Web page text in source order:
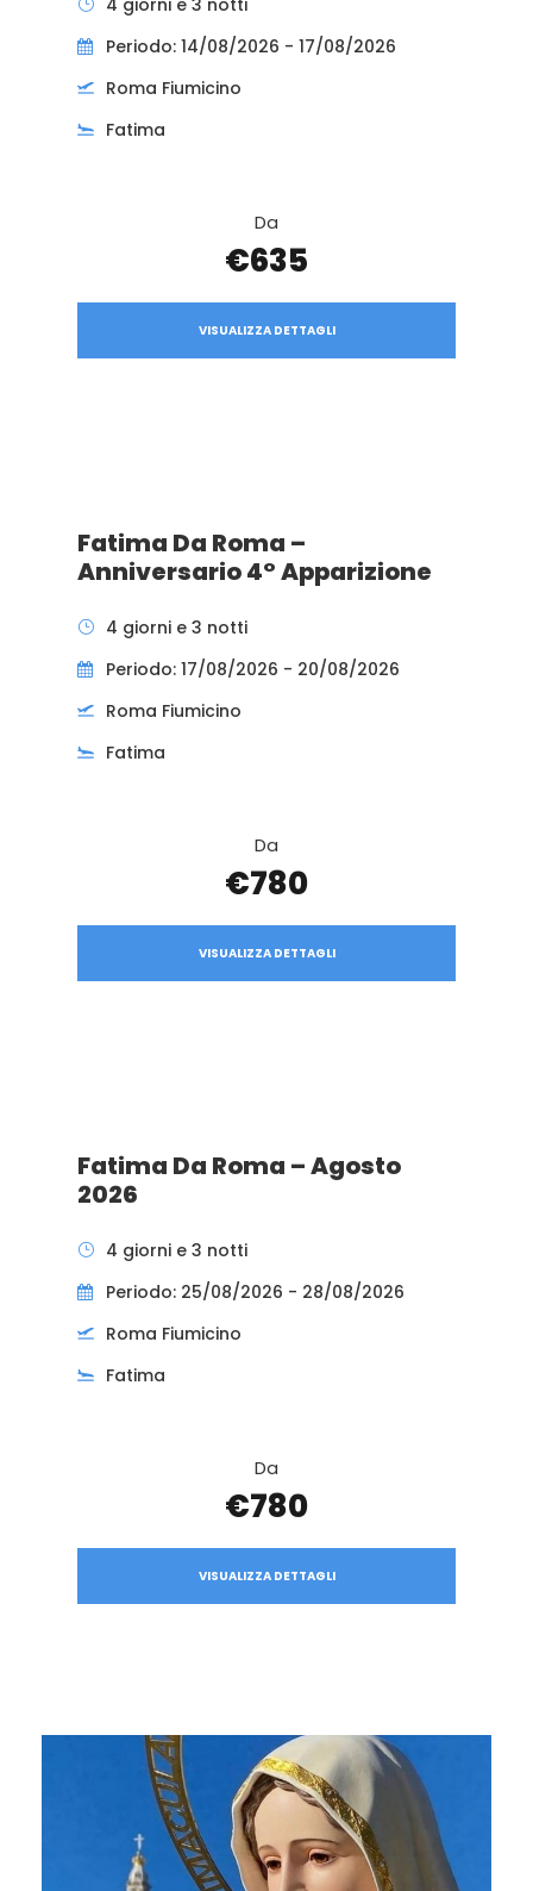
Periodo: 14/08/2026 - 17/08/2026
Roma Fiumicino
Fatima
Da
€635
VISUALIZZA DETTAGLI
Fatima Da Roma –
Anniversario 4° Apparizione
4 giorni e 3 notti
Periodo: 17/08/2026 - 20/08/2026
Roma Fiumicino
Fatima
Da
€780
VISUALIZZA DETTAGLI
Fatima Da Roma – Agosto
2026
4 giorni e 3 notti
Periodo: 25/08/2026 - 28/08/2026
Roma Fiumicino
Fatima
Da
€780
VISUALIZZA DETTAGLI